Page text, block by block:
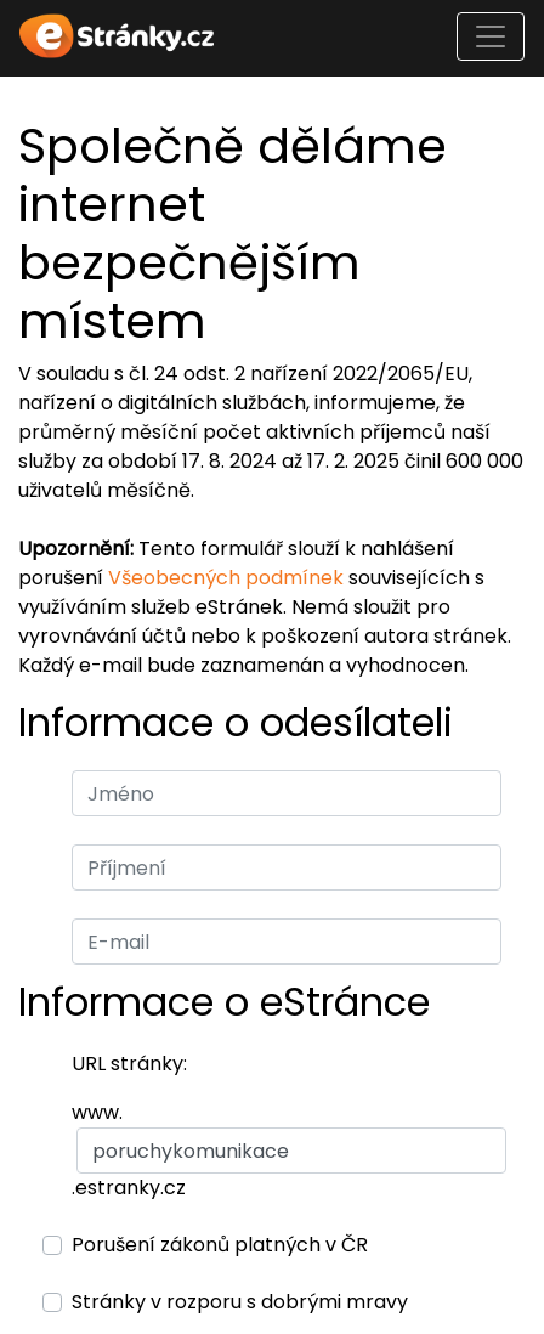
Společně děláme
internet
bezpečnějším
místem
V souladu s čl. 24 odst. 2 nařízení 2022/2065/EU,
nařízení o digitálních službách, informujeme, že
průměrný měsíční počet aktivních příjemců naší
služby za období 17. 8. 2024 až 17. 2. 2025 činil 600 000
uživatelů měsíčně.
Upozornění: Tento formulář slouží k nahlášení
porušeníVšeobecných podmíneksouvisejících s
využíváním služeb eStránek. Nemá sloužit pro
vyrovnávání účtů nebo k poškození autora stránek.
Každý e-mail bude zaznamenán a vyhodnocen.
Informace o odesílateli
Informace o eStránce
URL stránky:
www.
.estranky.cz
Porušení zákonů platných v ČR
Stránky v rozporu s dobrými mravy